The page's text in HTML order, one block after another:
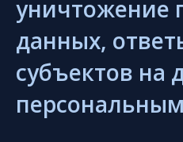
уничтожение
данных,
субъектов на